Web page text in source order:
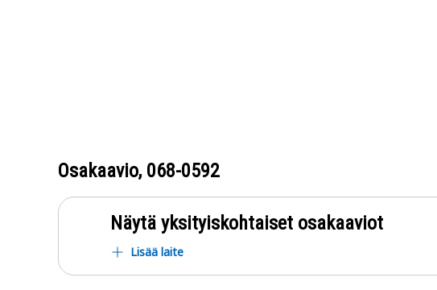
Osakaavio, 068-0592
Näytä yksityiskohtaiset osakaaviot
Lisää laite